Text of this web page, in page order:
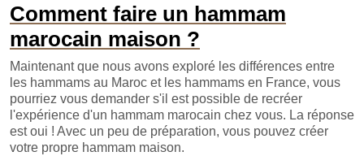
Comment faire un hammam
marocain maison ?
Maintenant que nous avons exploré les différences entre
les hammams au Maroc et les hammams en France, vous
pourriez vous demander s'il est possible de recréer
l'expérience d'un hammam marocain chez vous. La réponse
est oui ! Avec un peu de préparation, vous pouvez créer
votre propre hammam maison.